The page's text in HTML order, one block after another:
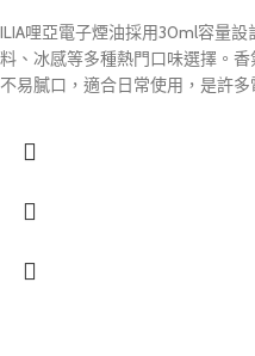
ILIA哩亞電子煙油採用30ml容量
料、冰感等多種熱門口味選擇。
不易膩口，適合日常使用，是許